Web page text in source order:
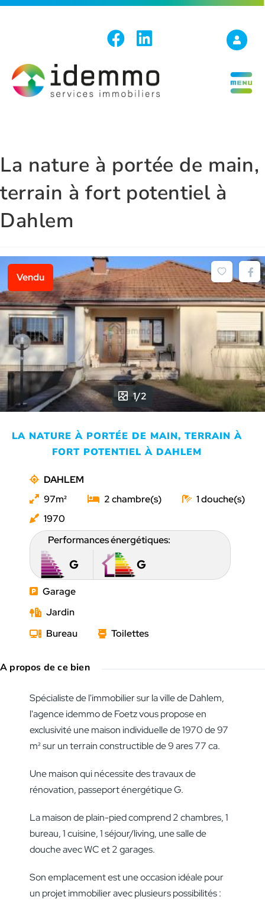
La nature à portée de main,
terrain à fort potentiel à
Dahlem
Vendu
1/2
LA NATURE À PORTÉE DE MAIN, TERRAIN À
FORT POTENTIEL À DAHLEM
DAHLEM
97
2
1
1970
Performances énergétiques:
G G
Garage
Jardin
Bureau
Toilettes
A propos de ce bien
Spécialiste de l'immobilier sur la ville de Dahlem,
l'agence idemmo de Foetz vous propose en
exclusivité une maison individuelle de 1970 de 97
m² sur un terrain constructible de 9 ares 77 ca.
Une maison qui nécessite des travaux de
rénovation, passeport énergétique G.
La maison de plain-pied comprend 2 chambres, 1
bureau, 1 cuisine, 1 séjour/living, une salle de
douche avec WC et 2 garages.
Son emplacement est une occasion idéale pour
un projet immobilier avec plusieurs possibilités :